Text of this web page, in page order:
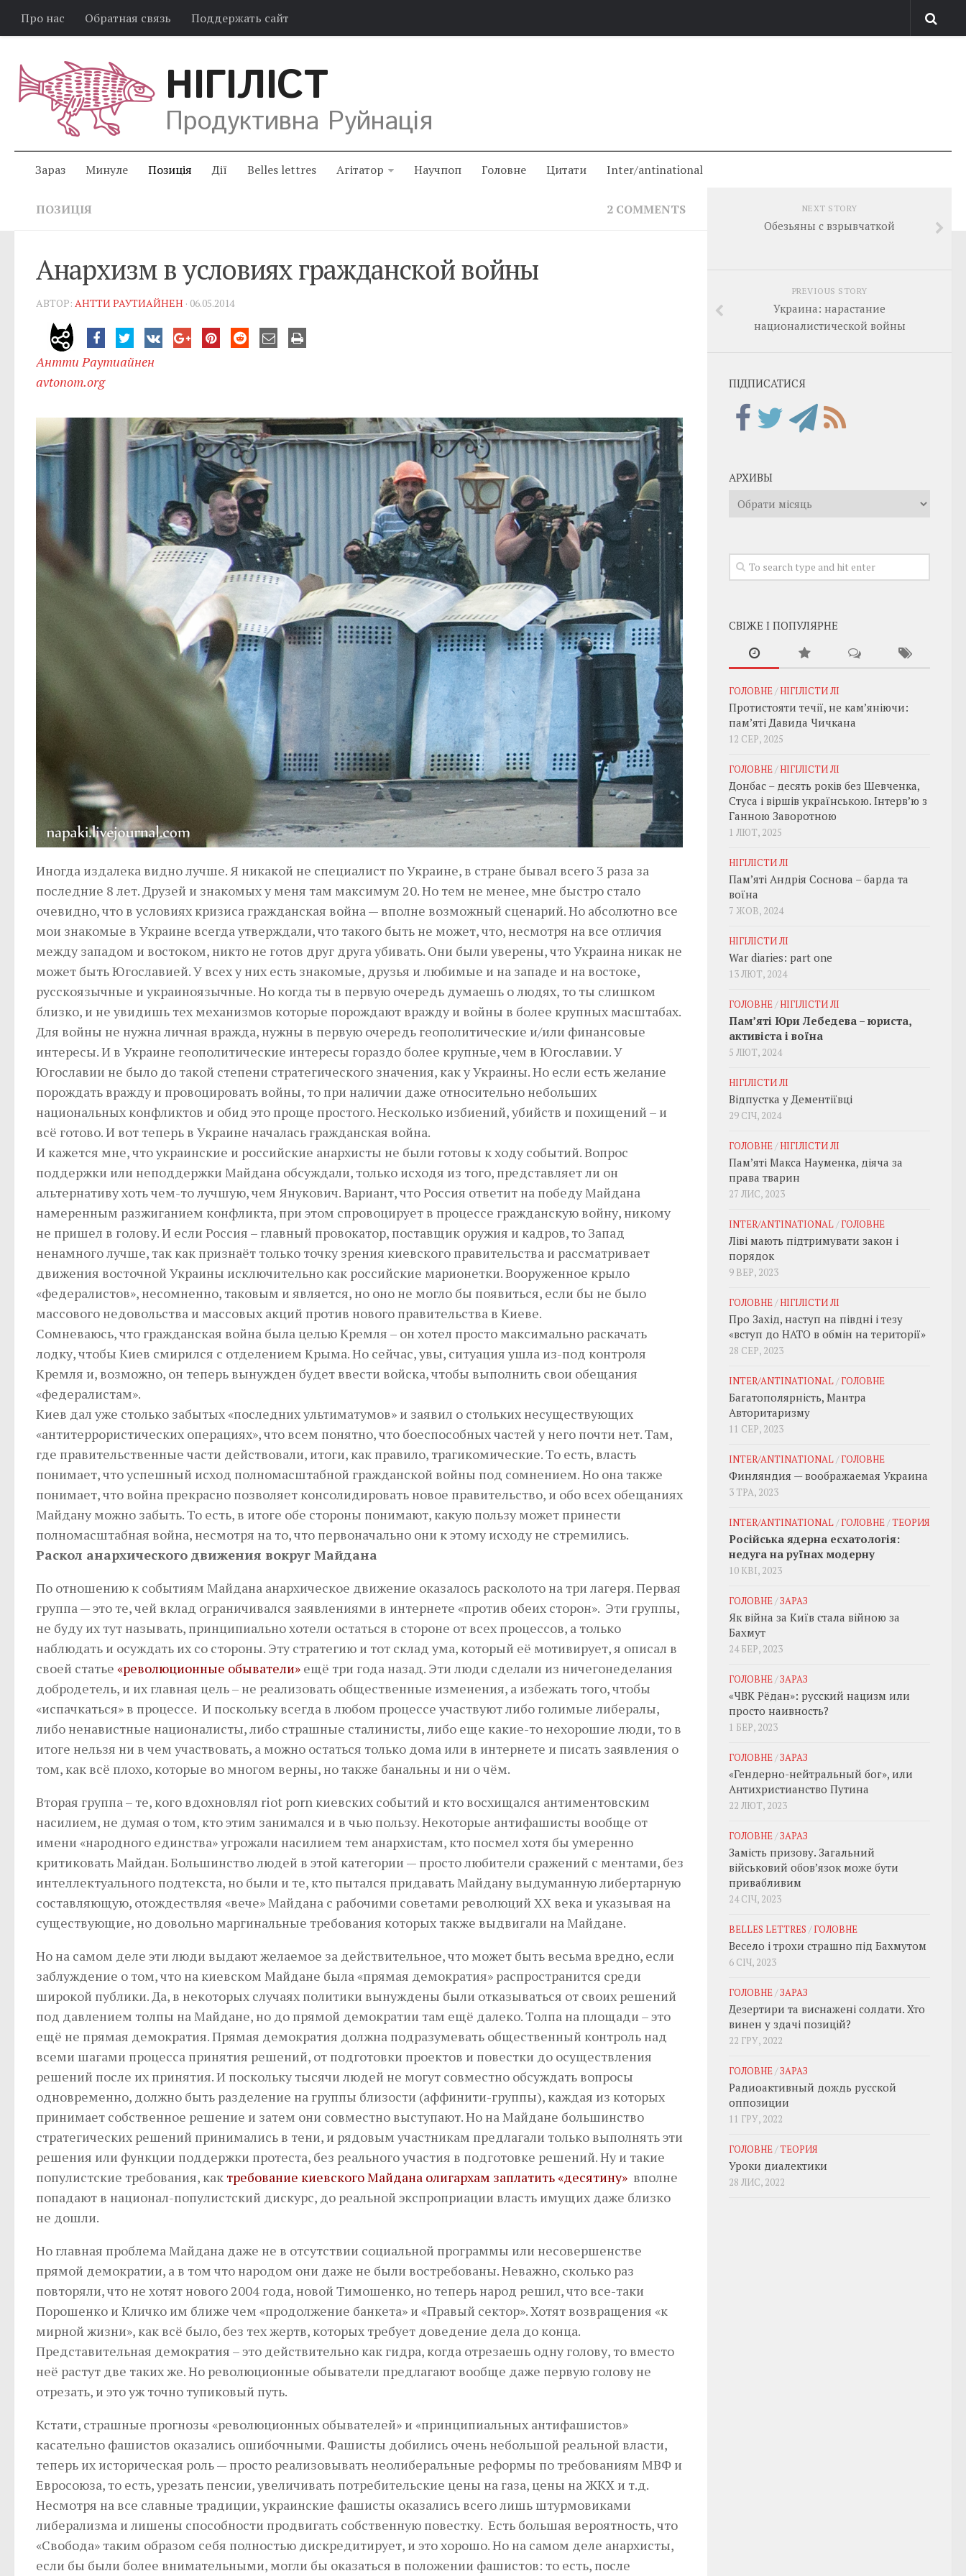
Про нас Обратная связь Поддержать сайт
НІГІЛІСТ
Продуктивна Руйнація
Зараз Минуле Позиція Дії Belles lettres Агітатор Научпоп Головне Цитати Inter/antinational
ПОЗИЦІЯ 2 COMMENTS
Анархизм в условиях гражданской войны
АВТОР: АНТТИ РАУТИАЙНЕН · 06.05.2014
Антти Раутиайнен
avtonom.org
Иногда издалека видно лучше. Я никакой не специалист по Украине, в стране бывал всего 3 раза за
последние 8 лет. Друзей и знакомых у меня там максимум 20. Но тем не менее, мне быстро стало
очевидно, что в условиях кризиса гражданская война — вполне возможный сценарий. Но абсолютно все
мои знакомые в Украине всегда утверждали, что такого быть не может, что, несмотря на все отличия
между западом и востоком, никто не готов друг друга убивать. Они были уверены, что Украина никак не
может быть Югославией. У всех у них есть знакомые, друзья и любимые и на западе и на востоке,
русскоязычные и украиноязычные. Но когда ты в первую очередь думаешь о людях, то ты слишком
близко, и не увидишь тех механизмов которые порождают вражду и войны в более крупных масштабах.
Для войны не нужна личная вражда, нужны в первую очередь геополитические и/или финансовые
интересы. И в Украине геополитические интересы гораздо более крупные, чем в Югославии. У
Югославии не было до такой степени стратегического значения, как у Украины. Но если есть желание
порождать вражду и провоцировать войны, то при наличии даже относительно небольших
национальных конфликтов и обид это проще простого. Несколько избиений, убийств и похищений – и
всё готово. И вот теперь в Украине началась гражданская война.
И кажется мне, что украинские и российские анархисты не были готовы к ходу событий. Вопрос
поддержки или неподдержки Майдана обсуждали, только исходя из того, представляет ли он
альтернативу хоть чем-то лучшую, чем Янукович. Вариант, что Россия ответит на победу Майдана
намеренным разжиганием конфликта, при этом спровоцирует в процессе гражданскую войну, никому
не пришел в голову. И если Россия – главный провокатор, поставщик оружия и кадров, то Запад
ненамного лучше, так как признаёт только точку зрения киевского правительства и рассматривает
движения восточной Украины исключительно как российские марионетки. Вооруженное крыло
«федералистов», несомненно, таковым и является, но оно не могло бы появиться, если бы не было
массового недовольства и массовых акций против нового правительства в Киеве.
Сомневаюсь, что гражданская война была целью Кремля – он хотел просто максимально раскачать
лодку, чтобы Киев смирился с отделением Крыма. Но сейчас, увы, ситуация ушла из-под контроля
Кремля и, возможно, он теперь вынужден будет ввести войска, чтобы выполнить свои обещания
«федералистам».
Киев дал уже столько забытых «последних ультиматумов» и заявил о стольких несуществующих
«антитеррористических операциях», что всем понятно, что боеспособных частей у него почти нет. Там,
где правительственные части действовали, итоги, как правило, трагикомические. То есть, власть
понимает, что успешный исход полномасштабной гражданской войны под сомнением. Но она также
понимает, что война прекрасно позволяет консолидировать новое правительство, и обо всех обещаниях
Майдану можно забыть. То есть, в итоге обе стороны понимают, какую пользу может принести
полномасштабная война, несмотря на то, что первоначально они к этому исходу не стремились.
Раскол анархического движения вокруг Майдана
По отношению к событиям Майдана анархическое движение оказалось расколото на три лагеря. Первая
группа — это те, чей вклад ограничивался заявлениями в интернете «против обеих сторон». Эти группы,
не буду их тут называть, принципиально хотели остаться в стороне от всех процессов, а только
наблюдать и осуждать их со стороны. Эту стратегию и тот склад ума, который её мотивирует, я описал в
своей статье «революционные обыватели» ещё три года назад. Эти люди сделали из ничегонеделания
добродетель, и их главная цель – не реализовать общественные изменения, а избежать того, чтобы
«испачкаться» в процессе. И поскольку всегда в любом процессе участвуют либо голимые либералы,
либо ненавистные националисты, либо страшные сталинисты, либо еще какие-то нехорошие люди, то в
итоге нельзя ни в чем участвовать, а можно остаться только дома или в интернете и писать заявления о
том, как всё плохо, которые во многом верны, но также банальны и ни о чём.
Вторая группа – те, кого вдохновлял riot porn киевских событий и кто восхищался антиментовским
насилием, не думая о том, кто этим занимался и в чью пользу. Некоторые антифашисты вообще от
имени «народного единства» угрожали насилием тем анархистам, кто посмел хотя бы умеренно
критиковать Майдан. Большинство людей в этой категории — просто любители сражений с ментами, без
интеллектуального подтекста, но были и те, кто пытался придавать Майдану выдуманную либертарную
составляющую, отождествляя «вече» Майдана с рабочими советами революций XX века и указывая на
существующие, но довольно маргинальные требования которых также выдвигали на Майдане.
Но на самом деле эти люди выдают желаемое за действительное, что может быть весьма вредно, если
заблуждение о том, что на киевском Майдане была «прямая демократия» распространится среди
широкой публики. Да, в некоторых случаях политики вынуждены были отказываться от своих решений
под давлением толпы на Майдане, но до прямой демократии там ещё далеко. Толпа на площади – это
ещё не прямая демократия. Прямая демократия должна подразумевать общественный контроль над
всеми шагами процесса принятия решений, от подготовки проектов и повестки до осуществления
решений после их принятия. И поскольку тысячи людей не могут совместно обсуждать вопросы
одновременно, должно быть разделение на группы близости (аффинити-группы), каждая из которых
принимает собственное решение и затем они совместно выступают. Но на Майдане большинство
стратегических решений принимались в тени, и рядовым участникам предлагали только выполнять эти
решения или функции поддержки протеста, без реального участия в подготовке решений. Ну и такие
популистские требования, кактребование киевского Майдана олигархам заплатить «десятину» вполне
попадают в национал-популистский дискурс, до реальной экспроприации власть имущих даже близко
не дошли.
Но главная проблема Майдана даже не в отсутствии социальной программы или несовершенстве
прямой демократии, а в том что народом они даже не были востребованы. Неважно, сколько раз
повторяли, что не хотят нового 2004 года, новой Тимошенко, но теперь народ решил, что все-таки
Порошенко и Кличко им ближе чем «продолжение банкета» и «Правый сектор». Хотят возвращения «к
мирной жизни», как всё было, без тех жертв, которых требует доведение дела до конца.
Представительная демократия – это действительно как гидра, когда отрезаешь одну голову, то вместо
неё растут две таких же. Но революционные обыватели предлагают вообще даже первую голову не
отрезать, и это уж точно тупиковый путь.
Кстати, страшные прогнозы «революционных обывателей» и «принципиальных антифашистов»
касательно фашистов оказались ошибочными. Фашисты добились очень небольшой реальной власти,
теперь их историческая роль — просто реализовывать неолиберальные реформы по требованиям МВФ и
Евросоюза, то есть, урезать пенсии, увеличивать потребительские цены на газа, цены на ЖКХ и т.д.
Несмотря на все славные традиции, украинские фашисты оказались всего лишь штурмовиками
либерализма и лишены способности продвигать собственную повестку. Есть большая вероятность, что
«Свобода» таким образом себя полностью дискредитирует, и это хорошо. Но на самом деле анархисты,
если бы были более внимательными, могли бы оказаться в положении фашистов: то есть, после
NEXT STORY
Обезьяны с взрывчаткой
PREVIOUS STORY
Украина: нарастание
националистической войны
ПІДПИСАТИСЯ
АРХИВЫ
Архивы
СВІЖЕ І ПОПУЛЯРНЕ
ГОЛОВНЕ/НІГІЛІСТИ ЛІ
Протистояти течії, не кам’яніючи:
пам’яті Давида Чичкана
12 СЕР, 2025
ГОЛОВНЕ/НІГІЛІСТИ ЛІ
Донбас – десять років без Шевченка,
Стуса і віршів українською. Інтерв’ю з
Ганною Заворотною
1 ЛЮТ, 2025
НІГІЛІСТИ ЛІ
Пам’яті Андрія Соснова – барда та
воїна
7 ЖОВ, 2024
НІГІЛІСТИ ЛІ
War diaries: part one
13 ЛЮТ, 2024
ГОЛОВНЕ/НІГІЛІСТИ ЛІ
Пам’яті Юри Лебедева – юриста,
активіста і воїна
5 ЛЮТ, 2024
НІГІЛІСТИ ЛІ
Відпустка у Дементіївці
29 СІЧ, 2024
ГОЛОВНЕ/НІГІЛІСТИ ЛІ
Пам’яті Макса Науменка, діяча за
права тварин
27 ЛИС, 2023
INTER/ANTINATIONAL/ГОЛОВНЕ
Ліві мають підтримувати закон і
порядок
9 ВЕР, 2023
ГОЛОВНЕ/НІГІЛІСТИ ЛІ
Про Захід, наступ на півдні і тезу
«вступ до НАТО в обмін на території»
28 СЕР, 2023
INTER/ANTINATIONAL/ГОЛОВНЕ
Багатополярність, Мантра
Авторитаризму
11 СЕР, 2023
INTER/ANTINATIONAL/ГОЛОВНЕ
Финляндия — воображаемая Украина
3 ТРА, 2023
INTER/ANTINATIONAL/ГОЛОВНЕ/ТЕОРИЯ
Російська ядерна есхатологія:
недуга на руїнах модерну
10 КВІ, 2023
ГОЛОВНЕ/ЗАРАЗ
Як війна за Київ стала війною за
Бахмут
24 БЕР, 2023
ГОЛОВНЕ/ЗАРАЗ
«ЧВК Рёдан»: русский нацизм или
просто наивность?
1 БЕР, 2023
ГОЛОВНЕ/ЗАРАЗ
«Гендерно-нейтральный бог», или
Антихристианство Путина
22 ЛЮТ, 2023
ГОЛОВНЕ/ЗАРАЗ
Замість призову. Загальний
військовий обовʼязок може бути
привабливим
24 СІЧ, 2023
BELLES LETTRES /ГОЛОВНЕ
Весело і трохи страшно під Бахмутом
6 СІЧ, 2023
ГОЛОВНЕ/ЗАРАЗ
Дезертири та виснажені солдати. Хто
винен у здачі позицій?
22 ГРУ, 2022
ГОЛОВНЕ/ЗАРАЗ
Радиоактивный дождь русской
оппозиции
11 ГРУ, 2022
ГОЛОВНЕ/ТЕОРИЯ
Уроки диалектики
28 ЛИС, 2022